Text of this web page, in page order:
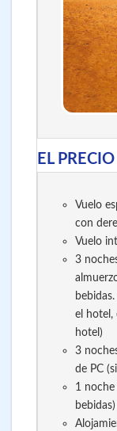
EL
Vuelo
con
Vuelo
3
bebidas.
el hotel,
hotel)
3
de PC
1 noche
bebidas)